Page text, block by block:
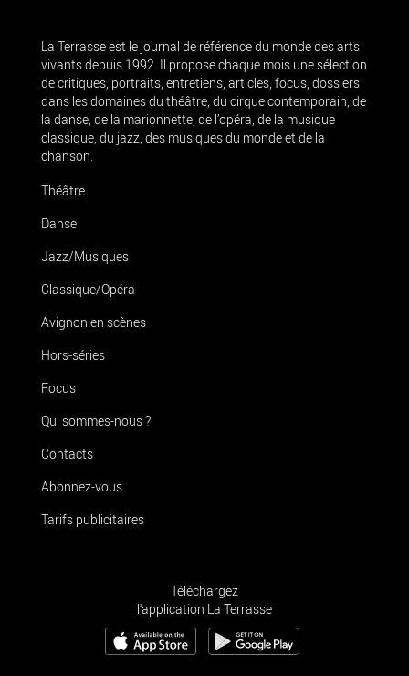
La Terrasse est le journal de référence du monde des arts
vivants depuis 1992. Il propose chaque mois une sélection
de critiques, portraits, entretiens, articles, focus, dossiers
dans les domaines du théâtre, du cirque contemporain, de
la danse, de la marionnette, de l’opéra, de la musique
classique, du jazz, des musiques du monde et de la
chanson.
Théâtre
Danse
Jazz/Musiques
Classique/Opéra
Avignon en scènes
Hors-séries
Focus
Qui sommes-nous ?
Contacts
Abonnez-vous
Tarifs publicitaires
Téléchargez
l'application La Terrasse